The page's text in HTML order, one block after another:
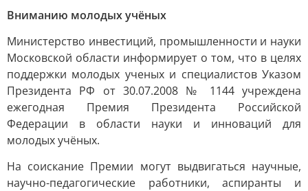
Вниманию молодых учёных
Министерство инвестиций, промышленности и науки
Московской области информирует о том, что в целях
поддержки молодых ученых и специалистов Указом
Президента РФ от 30.07.2008 № 1144 учреждена
ежегодная Премия Президента Российской
Федерации в области науки и инноваций для
молодых учёных.
На соискание Премии могут выдвигаться научные,
научно-педагогические работники, аспиранты и